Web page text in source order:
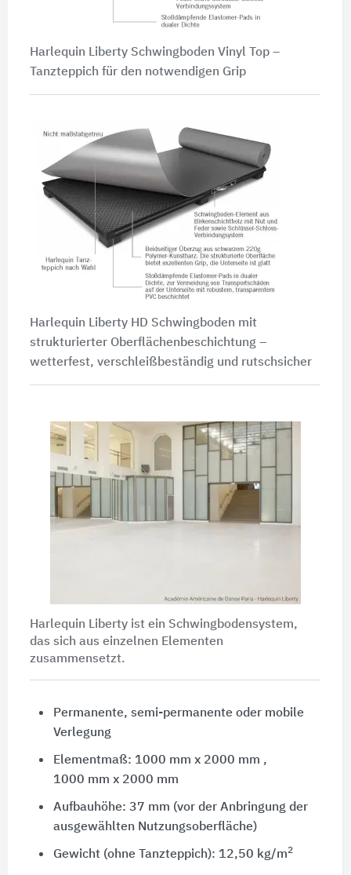
Harlequin Liberty Schwingboden Vinyl Top –
Tanzteppich für den notwendigen Grip
Harlequin Liberty HD Schwingboden mit
strukturierter Oberflächenbeschichtung –
wetterfest, verschleißbeständig und rutschsicher
Harlequin Liberty ist ein Schwingbodensystem,
das sich aus einzelnen Elementen
zusammensetzt.
Permanente, semi-permanente oder mobile
Verlegung
Elementmaß: 1000 mm x 2000 mm ,
1000 mm x 2000 mm
Aufbauhöhe: 37 mm (vor der Anbringung der
ausgewählten Nutzungsoberfläche)
Gewicht (ohne Tanzteppich): 12,50 kg/m2